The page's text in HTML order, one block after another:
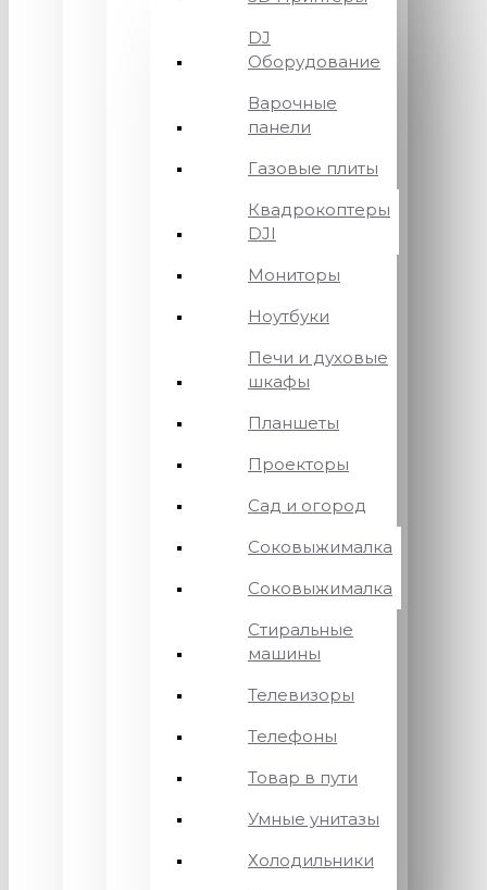
DJ
Оборудование
Варочные
панели
Газовые плиты
Квадрокоптеры
DJI
Мониторы
Ноутбуки
Печи и духовые
шкафы
Планшеты
Проекторы
Сад и огород
Соковыжималка
Соковыжималка
Стиральные
машины
Телевизоры
Телефоны
Товар в пути
Умные унитазы
Холодильники